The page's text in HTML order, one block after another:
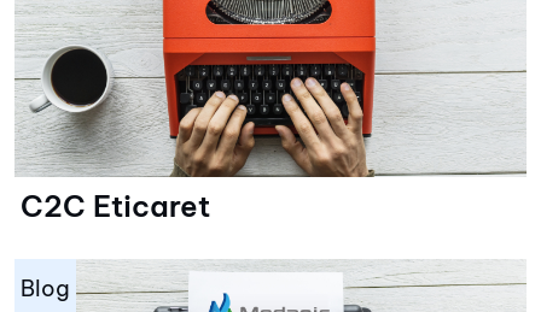
C2C Eticaret
Blog